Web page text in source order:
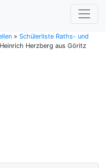
» Schülerliste Raths- und
Heinrich Herzberg aus Göritz